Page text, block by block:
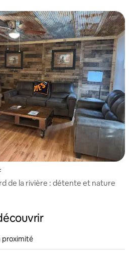
de la rivière : détente et nature
proximité